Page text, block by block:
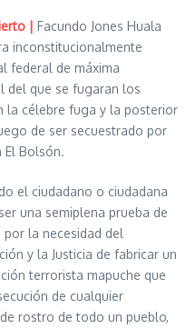
| Facundo Jones Huala
inconstitucionalmente
federal de máxima
del que se fugaran los
la célebre fuga y la posterior
de ser secuestrado por
El Bolsón.
el ciudadano o ciudadana
una semiplena prueba de
la necesidad del
y la Justicia de fabricar un
terrorista mapuche que
de cualquier
rostro de todo un pueblo,